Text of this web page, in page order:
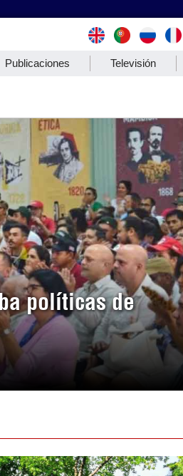
Publicaciones Televisión
políticas de